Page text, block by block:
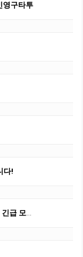
영구타투
다!
모집 ●●